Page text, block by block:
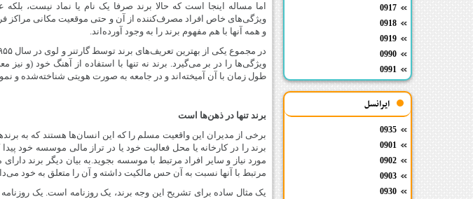
اما مساله اینجا است که حالا برند صرفا یک نام یا نماد نیست،
ویژگی‌های خاص افراد مصرف‌کننده از آن و حتی موقعیت مکانی مراکز
و همه آنها با هم مفهوم برند را به وجود آورده‌اند.
ویژگی‌ها را در بر می‌گیرد. برند نه تنها با استفاده از آهنگ خود (و
طول زمان با آن آمیخته‌‌اند و در جامعه به صورت هویتی شناخته‌شده و
برند تنها در ذهن‌ها است
برخی از مدیران این واقعیت مسلم را که این انسان‌ها هستند که به
برند را در کارخانه یا محل فعالیت خود یا در تراز مالی موسسه خود
مورد نیاز و سایر افراد مرتبط با موسسه بجوید.به بیان دیگر برند
مرتبط با آنها نسبت به آن حس مالکیت داشته و آن را متعلق به خود
یک مثال ساده برای تشریح این وجه برند، یک روزنامه است. یک روزنامه
0917
0918
0919
0990
0991
ایرانسل
0935
0901
0902
0903
0930